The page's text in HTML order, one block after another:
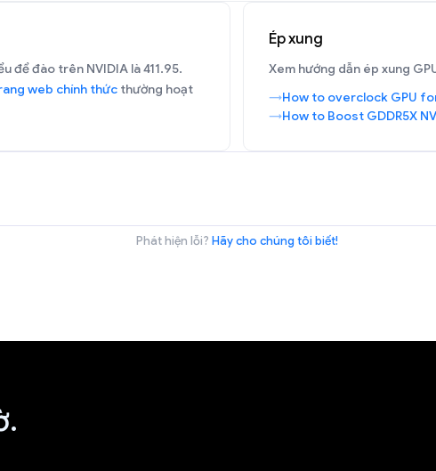
để đào trên NVIDIA là 411.95.
web chính thức thường hoạt
Ép xung
Xem hướng dẫn ép xung
How to overclock GPU
How to Boost GDDR5X
Phát hiện lỗi? Hãy cho chúng tôi biết!